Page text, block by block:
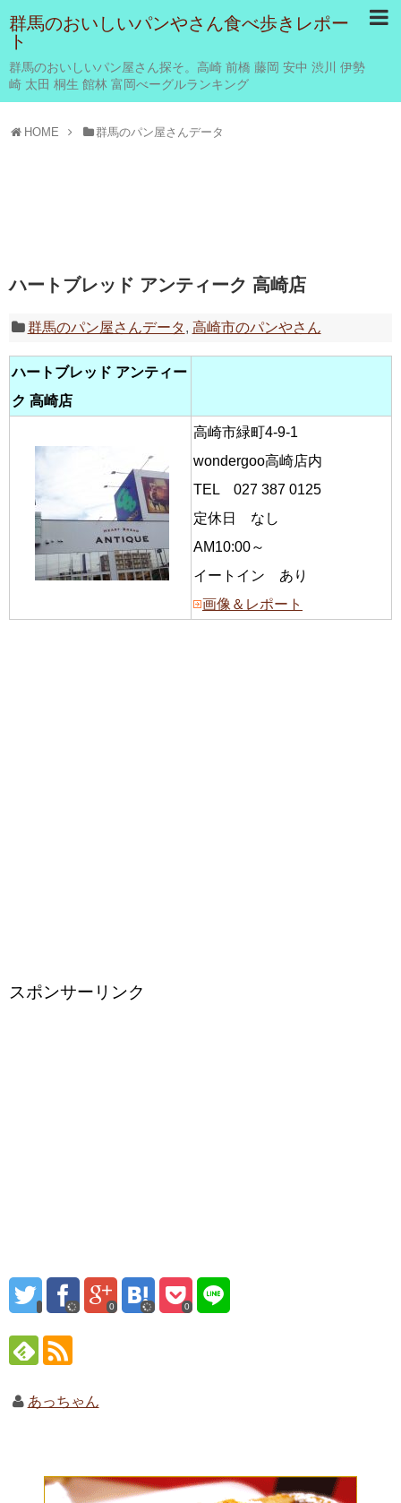
群馬のおいしいパンやさん食べ歩きレポー
ト
群馬のおいしいパン屋さん探そ。高崎 前橋 藤岡 安中 渋川 伊勢
崎 太田 桐生 館林 富岡べーグルランキング
HOME 群馬のパン屋さんデータ
ハートブレッド アンティーク 高崎店
群馬のパン屋さんデータ, 高崎市のパンやさん
ハートブレッド アンティー
ク 高崎店
高崎市緑町4-9-1
wondergoo高崎店内
TEL 027 387 0125
定休日 なし
AM10:00～
イートイン あり
画像＆レポート
スポンサーリンク
0 0
あっちゃん